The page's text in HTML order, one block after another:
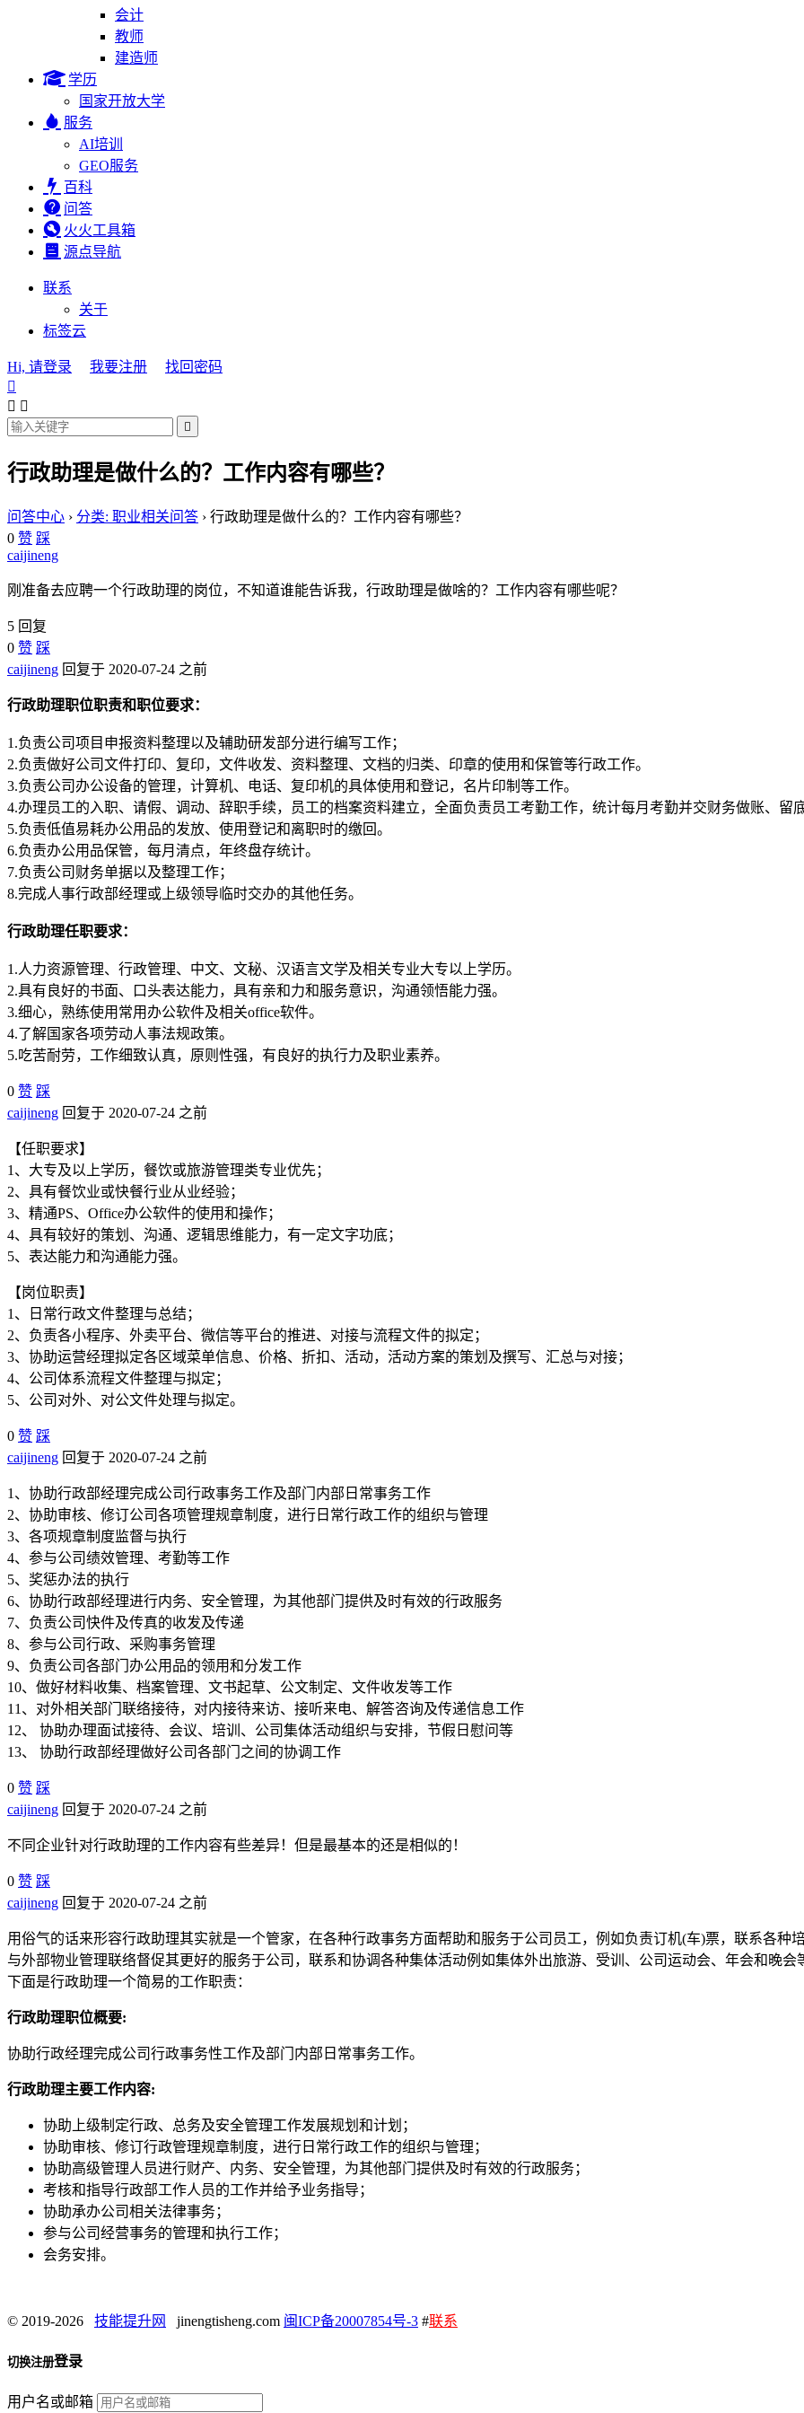
会计
教师
建造师
学历
国家开放大学
服务
AI培训
GEO服务
百科
问答
火火工具箱
源点导航
联系
关于
标签云
Hi, 请登录 我要注册
找回密码

 

行政助理是做什么的？工作内容有哪些？
问答中心 › 分类: 职业相关问答 › 行政助理是做什么的？工作内容有哪些？
0 赞 踩
caijineng
刚准备去应聘一个行政助理的岗位，不知道谁能告诉我，行政助理是做啥的？工作内容有哪些呢？
5 回复
0 赞 踩
caijineng 回复于 2020-07-24 之前
行政助理职位职责和职位要求：
1.负责公司项目申报资料整理以及辅助研发部分进行编写工作；
2.负责做好公司文件打印、复印，文件收发、资料整理、文档的归类、印章的使用和保管等行政工作。
3.负责公司办公设备的管理，计算机、电话、复印机的具体使用和登记，名片印制等工作。
4.办理员工的入职、请假、调动、辞职手续，员工的档案资料建立，全面负责员工考勤工作，统计每月考勤并交财务做账、留
5.负责低值易耗办公用品的发放、使用登记和离职时的缴回。
6.负责办公用品保管，每月清点，年终盘存统计。
7.负责公司财务单据以及整理工作；
8.完成人事行政部经理或上级领导临时交办的其他任务。
行政助理任职要求：
1.人力资源管理、行政管理、中文、文秘、汉语言文学及相关专业大专以上学历。
2.具有良好的书面、口头表达能力，具有亲和力和服务意识，沟通领悟能力强。
3.细心，熟练使用常用办公软件及相关office软件。
4.了解国家各项劳动人事法规政策。
5.吃苦耐劳，工作细致认真，原则性强，有良好的执行力及职业素养。
0 赞 踩
caijineng 回复于 2020-07-24 之前
【任职要求】
1、大专及以上学历，餐饮或旅游管理类专业优先；
2、具有餐饮业或快餐行业从业经验；
3、精通PS、Office办公软件的使用和操作；
4、具有较好的策划、沟通、逻辑思维能力，有一定文字功底；
5、表达能力和沟通能力强。
【岗位职责】
1、日常行政文件整理与总结；
2、负责各小程序、外卖平台、微信等平台的推进、对接与流程文件的拟定；
3、协助运营经理拟定各区域菜单信息、价格、折扣、活动，活动方案的策划及撰写、汇总与对接；
4、公司体系流程文件整理与拟定；
5、公司对外、对公文件处理与拟定。
0 赞 踩
caijineng 回复于 2020-07-24 之前
1、协助行政部经理完成公司行政事务工作及部门内部日常事务工作
2、协助审核、修订公司各项管理规章制度，进行日常行政工作的组织与管理
3、各项规章制度监督与执行
4、参与公司绩效管理、考勤等工作
5、奖惩办法的执行
6、协助行政部经理进行内务、安全管理，为其他部门提供及时有效的行政服务
7、负责公司快件及传真的收发及传递
8、参与公司行政、采购事务管理
9、负责公司各部门办公用品的领用和分发工作
10、做好材料收集、档案管理、文书起草、公文制定、文件收发等工作
11、对外相关部门联络接待，对内接待来访、接听来电、解答咨询及传递信息工作
12、 协助办理面试接待、会议、培训、公司集体活动组织与安排，节假日慰问等
13、 协助行政部经理做好公司各部门之间的协调工作
0 赞 踩
caijineng 回复于 2020-07-24 之前
不同企业针对行政助理的工作内容有些差异！但是最基本的还是相似的！
0 赞 踩
caijineng 回复于 2020-07-24 之前
用俗气的话来形容行政助理其实就是一个管家，在各种行政事务方面帮助和服务于公司员工，例如负责订机(车)票，联系各
与外部物业管理联络督促其更好的服务于公司，联系和协调各种集体活动例如集体外出旅游、受训、公司运动会、年会和晚会
下面是行政助理一个简易的工作职责：
行政助理职位概要:
协助行政经理完成公司行政事务性工作及部门内部日常事务工作。
行政助理主要工作内容:
协助上级制定行政、总务及安全管理工作发展规划和计划；
协助审核、修订行政管理规章制度，进行日常行政工作的组织与管理；
协助高级管理人员进行财产、内务、安全管理，为其他部门提供及时有效的行政服务；
考核和指导行政部工作人员的工作并给予业务指导；
协助承办公司相关法律事务；
参与公司经营事务的管理和执行工作；
会务安排。
© 2019-2026 技能提升网 jinengtisheng.com 闽ICP备20007854号-3 #联系
切换注册登录
用户名或邮箱